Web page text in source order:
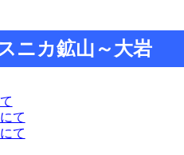
ニカ鉱山～大岩
て
て